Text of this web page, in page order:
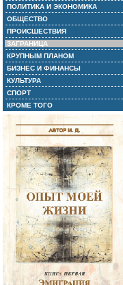
ПОЛИТИКА И ЭКОНОМИКА
ОБЩЕСТВО
ПРОИСШЕСТВИЯ
ЗАГРАНИЦА
КРУПНЫМ ПЛАНОМ
БИЗНЕС И ФИНАНСЫ
КУЛЬТУРА
СПОРТ
КРОМЕ ТОГО